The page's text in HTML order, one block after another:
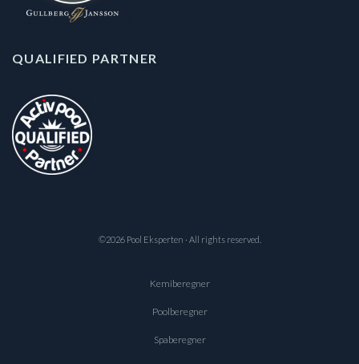
QUALIFIED PARTNER
©2026 Pool Eksperten · All rights reserved.
Kemiberegner
Poolberegner
Spaberegner